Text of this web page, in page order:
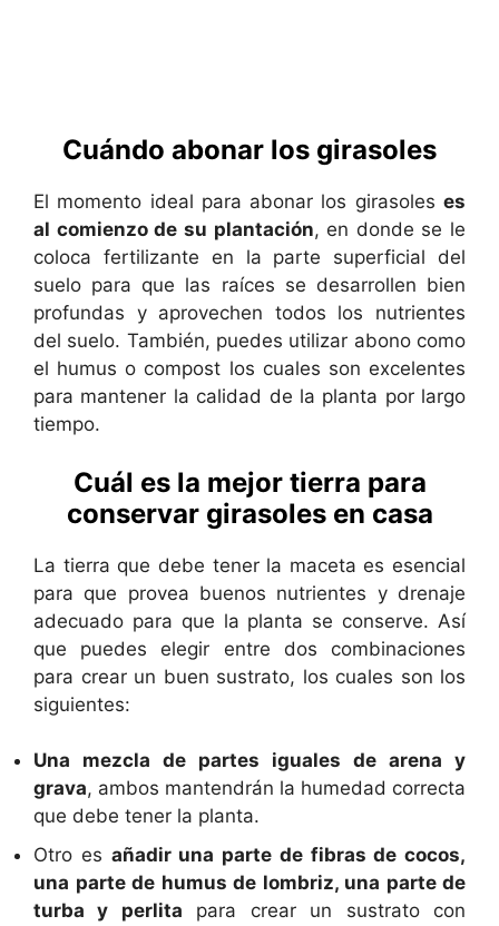
Cuándo abonar los girasoles
El momento ideal para abonar los girasoles es
al comienzo de su plantación, en donde se le
coloca fertilizante en la parte superficial del
suelo para que las raíces se desarrollen bien
profundas y aprovechen todos los nutrientes
del suelo. También, puedes utilizar abono como
el humus o compost los cuales son excelentes
para mantener la calidad de la planta por largo
tiempo.
Cuál es la mejor tierra para
conservar girasoles en casa
La tierra que debe tener la maceta es esencial
para que provea buenos nutrientes y drenaje
adecuado para que la planta se conserve. Así
que puedes elegir entre dos combinaciones
para crear un buen sustrato, los cuales son los
siguientes:
Una mezcla de partes iguales de arena y
grava, ambos mantendrán la humedad correcta
que debe tener la planta.
Otro es añadir una parte de fibras de cocos,
una parte de humus de lombriz, una parte de
turba y perlita para crear un sustrato con